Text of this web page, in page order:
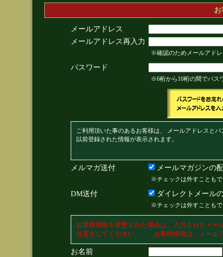
メールアドレス
メールアドレス再入力
※確認のためメールアド
パスワード
※6桁から10桁の間でパス
ご利用頂いた事のあるお客様は、 メールアドレスと
以前登録された情報が表示されます。
メルマガ送付 メールマガジンの
※チェックは外すことも
DM送付 ダイレクトメール
※チェックは外すことも
お客様情報を変更された場合は、入力されたメ
注意をしてください。 お客様情報は、メール
お名前